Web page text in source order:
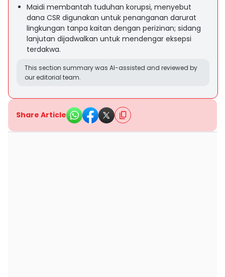
Maidi membantah tuduhan korupsi, menyebut
dana CSR digunakan untuk penanganan darurat
lingkungan tanpa kaitan dengan perizinan; sidang
lanjutan dijadwalkan untuk mendengar eksepsi
terdakwa.
This section summary was AI-assisted and reviewed by
our editorial team.
Share Article